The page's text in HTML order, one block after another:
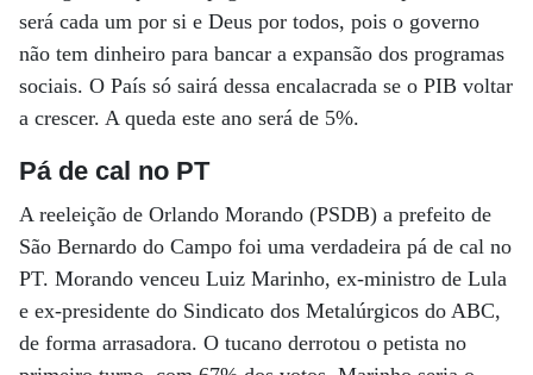
será cada um por si e Deus por todos, pois o governo
não tem dinheiro para bancar a expansão dos programas
sociais. O País só sairá dessa encalacrada se o PIB voltar
a crescer. A queda este ano será de 5%.
Pá de cal no PT
A reeleição de Orlando Morando (PSDB) a prefeito de
São Bernardo do Campo foi uma verdadeira pá de cal no
PT. Morando venceu Luiz Marinho, ex-ministro de Lula
e ex-presidente do Sindicato dos Metalúrgicos do ABC,
de forma arrasadora. O tucano derrotou o petista no